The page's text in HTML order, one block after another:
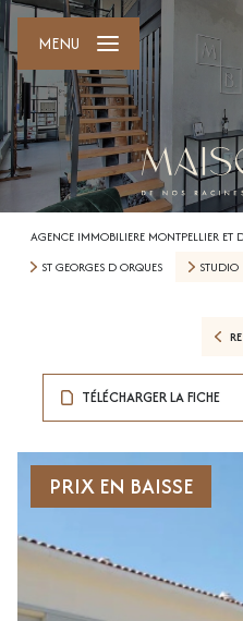
MENU
AGENCE IMMOBILIERE MONTPELLIER ET
ST GEORGES D ORQUES
STUDIO
TÉLÉCHARGER LA FICHE
PRIX EN BAISSE